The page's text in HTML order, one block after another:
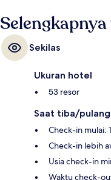
Sekilas
Ukuran hotel
53 resor
Saat tiba/pulang
Check-in mulai:
Check-in lebih
Usia check-in
Waktu check-